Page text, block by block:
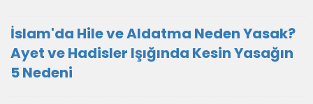
İslam'da Hile ve Aldatma Neden Yasak?
Ayet ve Hadisler Işığında Kesin Yasağın
5 Nedeni